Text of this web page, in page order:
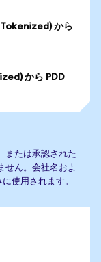
から
から PDD
または承認された
せん。会社名およ
使用されます。